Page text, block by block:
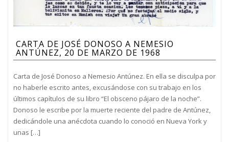
CARTA DE JOSÉ DONOSO A NEMESIO
ANTÚNEZ, 20 DE MARZO DE 1968
Carta de José Donoso a Nemesio Antúnez. En ella se disculpa por
no haberle escrito antes, excusándose con su trabajo en los
últimos capítulos de su libro “El obsceno pájaro de la noche”.
Donoso le escribe por la muerte reciente del padre de Antúnez,
dedicándole una anécdota cuando lo conoció en Nueva York y
unas […]